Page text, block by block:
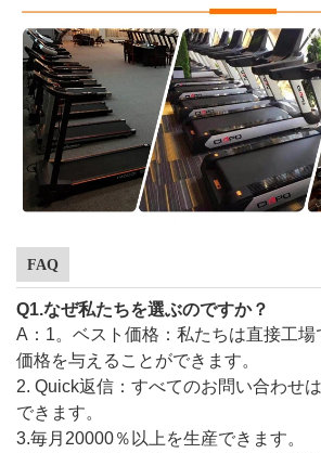
FAQ
Q1.なぜ私たちを選ぶのですか？
A：1。ベスト価格：私たちは直接工
価格を与えることができます。
2. Quick返信：すべてのお問い合わせ
できます。
3.毎月20000％以上を生産できます。